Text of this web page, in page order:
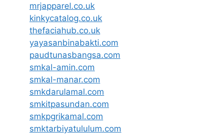
mrjapparel.co.uk
kinkycatalog.co.uk
thefaciahub.co.uk
yayasanbinabakti.com
paudtunasbangsa.com
smkal-amin.com
smkal-manar.com
smkdarulamal.com
smkitpasundan.com
smkpgrikamal.com
smktarbiyatululum.com